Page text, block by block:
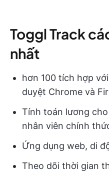
Toggl Track
nhất
hơn 100 tích hợp
duyệt Chrome và
Tính toán lương
nhân viên chính
Ứng dụng web, di
Theo dõi thời gian